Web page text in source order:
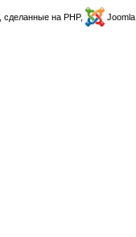
, сделанные на PHP, Joomla,